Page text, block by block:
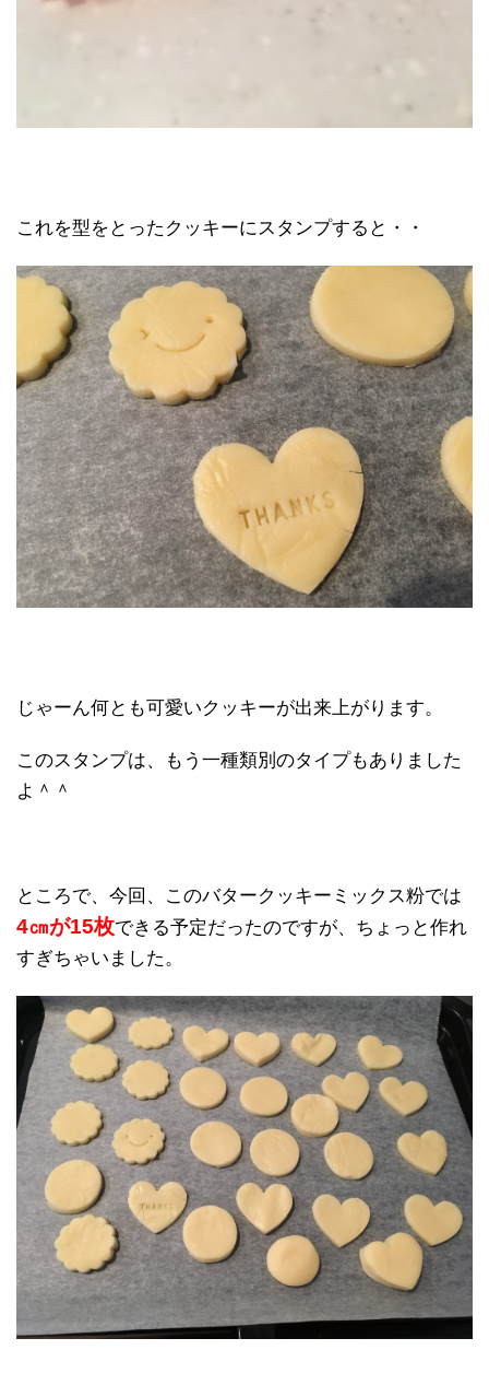
これを型をとったクッキーにスタンプすると・・
じゃーん何とも可愛いクッキーが出来上がります。
このスタンプは、もう一種類別のタイプもありました
よ＾＾
ところで、今回、このバタークッキーミックス粉では
4㎝が15枚できる予定だったのですが、ちょっと作れ
すぎちゃいました。